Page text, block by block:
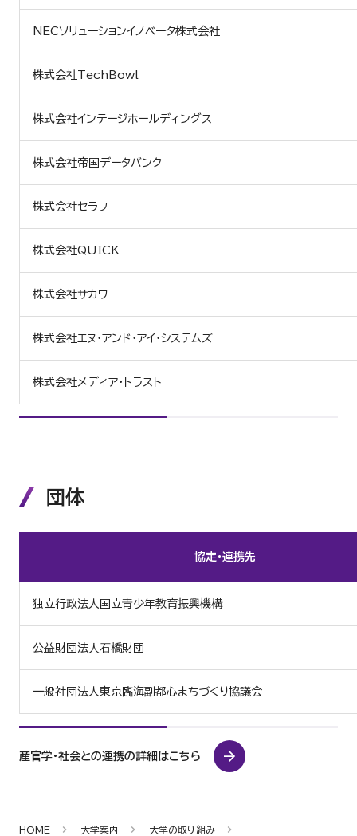
NECソリューションイノベータ株式会社
株式会社TechBowl
株式会社インテージホールディングス
株式会社帝国データバンク
株式会社セラフ
株式会社QUICK
株式会社サカワ
株式会社エヌ・アンド・アイ・システムズ
株式会社メディア・トラスト
団体
協定・連携先
独立行政法人国立青少年教育振興機構
公益財団法⼈⽯橋財団
一般社団法人東京臨海副都心まちづくり協議会
産官学・社会との連携の詳細はこちら
HOME 大学案内
大学の取り組み